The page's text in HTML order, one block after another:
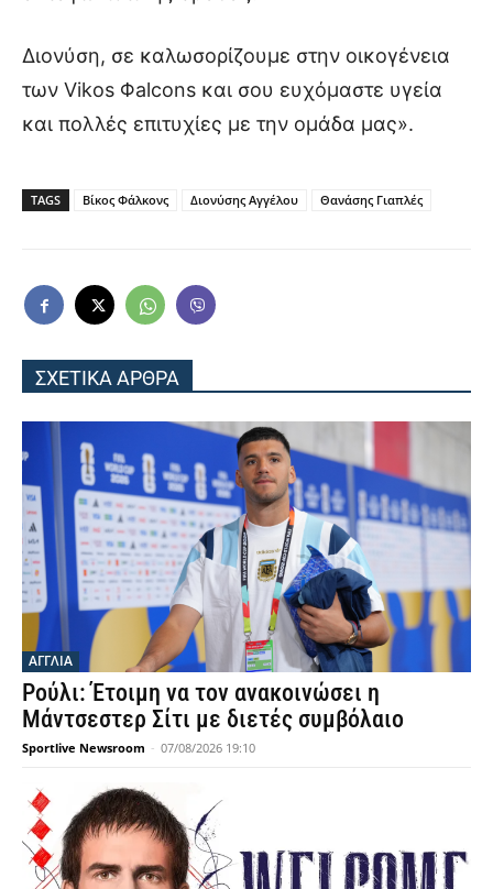
Διονύση, σε καλωσορίζουμε στην οικογένεια
των Vikos Φalcons και σου ευχόμαστε υγεία
και πολλές επιτυχίες με την ομάδα μας».
TAGS Βίκος Φάλκονς Διονύσης Αγγέλου Θανάσης Γιαπλές
ΣΧΕΤΙΚΑ ΑΡΘΡΑ
ΑΓΓΛΙΑ
Ρούλι: Έτοιμη να τον ανακοινώσει η
Μάντσεστερ Σίτι με διετές συμβόλαιο
Sportlive Newsroom - 07/08/2026 19:10